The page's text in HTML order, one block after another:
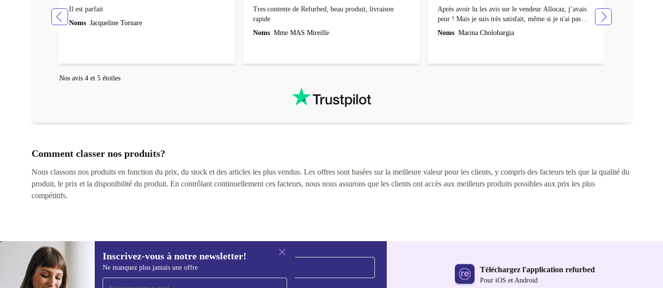
Il est parfait
Noms Jacqueline Tornare
Tres contente de Refurbed, beau produit, livraison
rapide
Noms Mme MAS Mireille
Après avoir lu les avis sur le vendeur Allocaz, j’avais
peur ! Mais je suis très satisfait, même si je n'ai pas
reçu l'emballage Apple d'origine, mais un emballage en
carton. Je l'ai aussi reçu avec un peu de retard. Cela fait
Noms Marina Cholobargia
Nos avis 4 et 5 étoiles
Comment classer nos produits?
Nous classons nos produits en fonction du prix, du stock et des articles les plus vendus. Les offres sont basées sur la meilleure valeur pour les clients, y compris des facteurs tels que la qualité du
produit, le prix et la disponibilité du produit. En contrôlant continuellement ces facteurs, nous nous assurons que les clients ont accès aux meilleurs produits possibles aux prix les plus
compétitifs.
Inscrivez-vous à notre newsletter!
Ne manquez plus jamais une offre
Recevoir offres et infos de
Téléchargez l'application refurbed
Pour iOS et Android